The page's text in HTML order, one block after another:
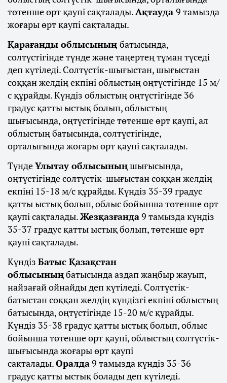
төтенше өрт қаупі сақталады.Ақтауда 9 тамызда
жоғары өрт қаупі сақталады.
Қарағанды облысының батысында,
солтүстігінде түнде және таңертең тұман түседі
деп күтіледі. Солтүстік-шығыстан, шығыстан
соққан желдің екпіні облыстың оңтүстігінде 15 м/
с құрайды. Күндіз облыстың оңтүстігінде 36
градус қатты ыстық болып, облыстың
шығысында, оңтүстігінде төтенше өрт қаупі, ал
облыстың батысында, солтүстігінде,
орталығында жоғары өрт қаупі сақталады.
ТүндеҰлытау облысыныңшығысында,
оңтүстігінде солтүстік-шығыстан соққан желдің
екпіні 15-18 м/с құрайды. Күндіз 35-39 градус
қатты ыстық болып, облыс бойынша төтенше өрт
қаупі сақталады.Жезқазғанда9 тамызда күндіз
35-37 градус қатты ыстық болып, төтенше өрт
қаупі сақталады.
Күндіз Батыс Қазақстан
облысыныңбатысында аздап жаңбыр жауып,
найзағай ойнайды деп күтіледі. Солтүстік-
батыстан соққан желдің күндізгі екпіні облыстың
батысында, оңтүстігінде 15-20 м/с құрайды.
Күндіз 35-38 градус қатты ыстық болып, облыс
бойынша төтенше өрт қаупі, облыстың солтүстік-
шығысында жоғары өрт қаупі
сақталады.Оралда9 тамызда күндіз 35-36
градус қатты ыстық болады деп күтіледі.